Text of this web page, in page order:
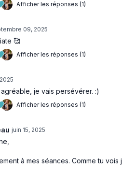
Afficher les réponses (1)
09, 2025
🥰
Afficher les réponses (1)
je vais persévérer. :)
Afficher les réponses (1)
juin 15, 2025
à mes séances. Comme tu